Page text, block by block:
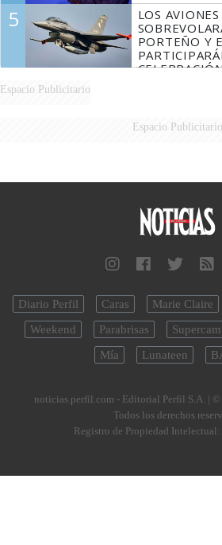
5
LOS
PORTEÑO Y
Espacio Publicitario
Espacio Publicitario
Diario Perfil Caras Marie Claire
Weekend
Parabrisas
Mía
Lunateen
noticias.perfil.com - Editorial Perfil S.A. | ©
Todos los derechos
Registro de Propiedad